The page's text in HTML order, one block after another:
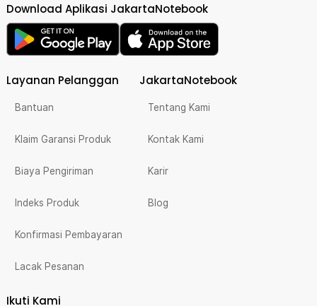
Download Aplikasi JakartaNotebook
Layanan Pelanggan
Bantuan
Klaim Garansi Produk
Biaya Pengiriman
Indeks Produk
Konfirmasi Pembayaran
Lacak Pesanan
JakartaNotebook
Tentang Kami
Kontak Kami
Karir
Blog
Ikuti Kami